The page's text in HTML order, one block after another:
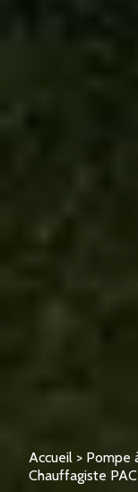
Accueil > Pompe
Chauffagiste